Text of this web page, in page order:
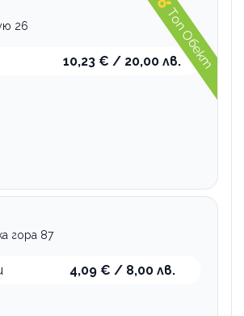
26
10,23 € / 20,00 лв.Топ Обект
гора 87
4,09 € / 8,00 лв.